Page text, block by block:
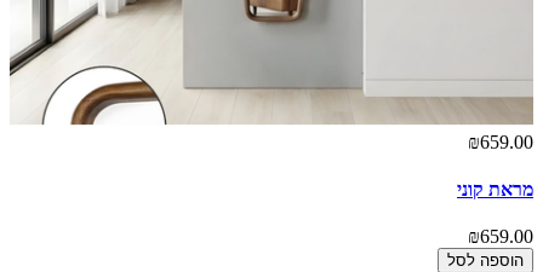
₪659.00
מראת קוני
₪659.00
הוספה לסל